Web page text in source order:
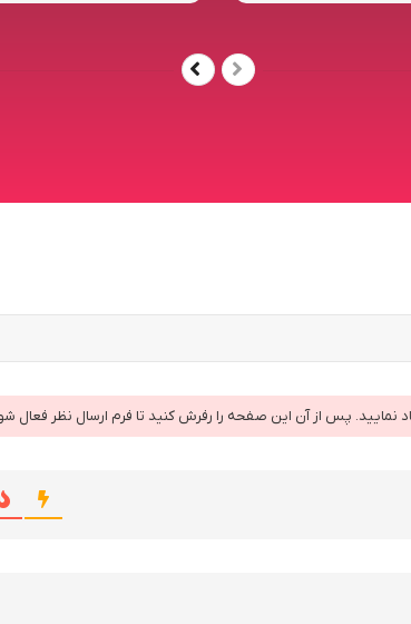
نمایید. پس از آن این صفحه را رفرش کنید تا فرم ارسال نظر فعال